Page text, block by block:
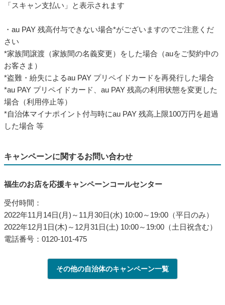
「スキャン支払い」と表示されます
・au PAY 残高付与できない場合*がございますのでご注意くだ
さい
*家族間譲渡（家族間の名義変更）をした場合（auをご契約中の
お客さま）
*盗難・紛失によるau PAY プリペイドカードを再発行した場合
*au PAY プリペイドカード、au PAY 残高の利用状態を変更した
場合（利用停止等）
*自治体マイナポイント付与時にau PAY 残高上限100万円を超過
した場合 等
キャンペーンに関するお問い合わせ
福生のお店を応援キャンペーンコールセンター
受付時間：
2022年11月14日(月)～11月30日(水) 10:00～19:00（平日のみ）
2022年12月1日(木)～12月31日(土) 10:00～19:00（土日祝含む）
電話番号：0120-101-475
その他の自治体のキャンペーン一覧